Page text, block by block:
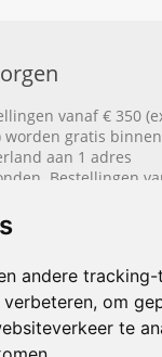
andere
om
te
vanaf € 350
worden gratis binnen
aan 1 adres
Bestellingen
naar België aan 1
hier hoe het bezorgen